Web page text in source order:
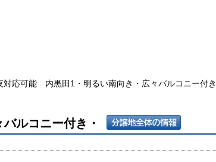
対応可能 内黒田1・明るい南向き・広々バルコニー付
ルコニー付き・